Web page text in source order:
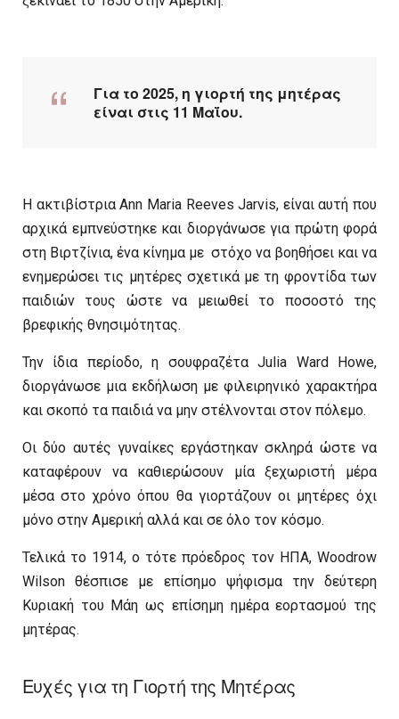
Για το 2025, η γιορτή της μητέρας
είναι στις 11 Μαΐου.
Η ακτιβίστρια Ann Maria Reeves Jarvis, είναι αυτή που
αρχικά εμπνεύστηκε και διοργάνωσε για πρώτη φορά
στη Βιρτζίνια, ένα κίνημα με στόχο να βοηθήσει και να
ενημερώσει τις μητέρες σχετικά με τη φροντίδα των
παιδιών τους ώστε να μειωθεί το ποσοστό της
βρεφικής θνησιμότητας.
Την ίδια περίοδο, η σουφραζέτα Julia Ward Howe,
διοργάνωσε μια εκδήλωση με φιλειρηνικό χαρακτήρα
και σκοπό τα παιδιά να μην στέλνονται στον πόλεμο.
Οι δύο αυτές γυναίκες εργάστηκαν σκληρά ώστε να
καταφέρουν να καθιερώσουν μία ξεχωριστή μέρα
μέσα στο χρόνο όπου θα γιορτάζουν οι μητέρες όχι
μόνο στην Αμερική αλλά και σε όλο τον κόσμο.
Τελικά το 1914, ο τότε πρόεδρος τον ΗΠΑ, Woodrow
Wilson θέσπισε με επίσημο ψήφισμα την δεύτερη
Κυριακή του Μάη ως επίσημη ημέρα εορτασμού της
μητέρας.
Ευχές για τη Γιορτή της Μητέρας